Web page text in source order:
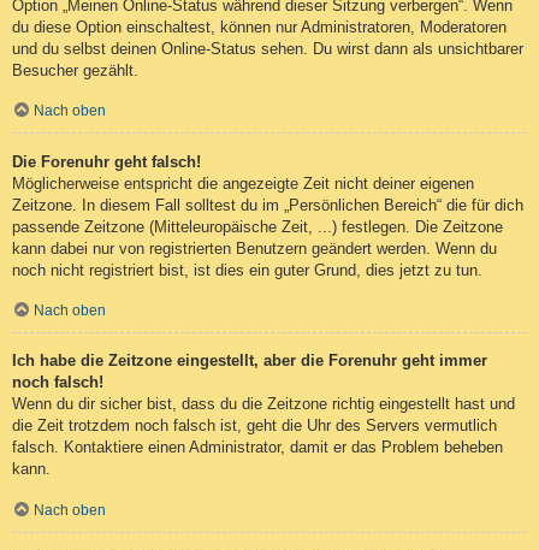
Option „Meinen Online-Status während dieser Sitzung verbergen“. Wenn
du diese Option einschaltest, können nur Administratoren, Moderatoren
und du selbst deinen Online-Status sehen. Du wirst dann als unsichtbarer
Besucher gezählt.
Nach oben
Die Forenuhr geht falsch!
Möglicherweise entspricht die angezeigte Zeit nicht deiner eigenen
Zeitzone. In diesem Fall solltest du im „Persönlichen Bereich“ die für dich
passende Zeitzone (Mitteleuropäische Zeit, ...) festlegen. Die Zeitzone
kann dabei nur von registrierten Benutzern geändert werden. Wenn du
noch nicht registriert bist, ist dies ein guter Grund, dies jetzt zu tun.
Nach oben
Ich habe die Zeitzone eingestellt, aber die Forenuhr geht immer
noch falsch!
Wenn du dir sicher bist, dass du die Zeitzone richtig eingestellt hast und
die Zeit trotzdem noch falsch ist, geht die Uhr des Servers vermutlich
falsch. Kontaktiere einen Administrator, damit er das Problem beheben
kann.
Nach oben